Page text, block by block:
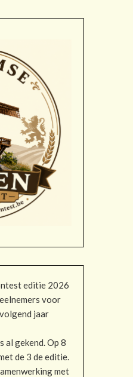
editie 2026
voor
jaar
al gekend. Op 8
de 3 de editie.
met